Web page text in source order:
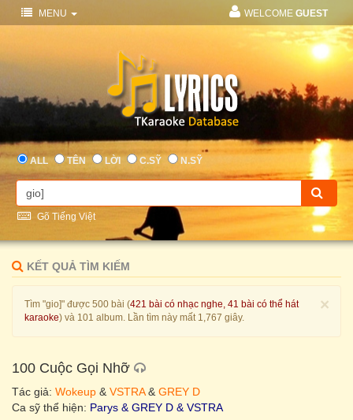
MENU WELCOME GUEST
ALL TÊN LỜI C.SỸ N.SỸ
Gõ Tiếng Việt
KẾT QUẢ TÌM KIẾM
×
Tìm "gio]" được 500 bài (421 bài có nhạc nghe, 41 bài có thể hát
karaoke) và 101 album. Lần tìm này mất 1,767 giây.
100 Cuộc Gọi Nhỡ
Tác giả: Wokeup & VSTRA& GREY D
Ca sỹ thể hiện: Parys & GREY D & VSTRA